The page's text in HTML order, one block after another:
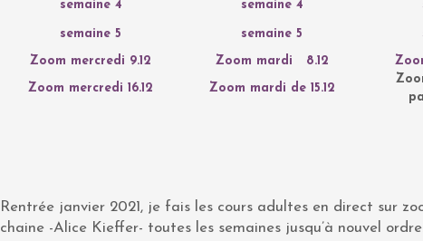
semaine 4
semaine 4
semaine 5 semaine 5
Zoom mercredi 9.12
Zoom mardi 8.12
Zoom mercredi 16.12
Zoom mardi de 15.12
Rentrée janvier 2021, je fais les cours adultes en direct sur
chaine -Alice Kieffer- toutes les semaines jusqu’à nouvel